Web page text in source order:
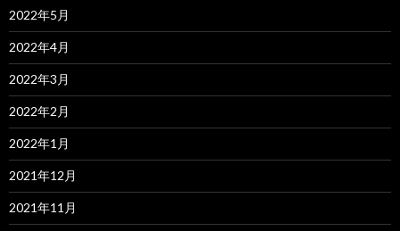
2022年5月
2022年4月
2022年3月
2022年2月
2022年1月
2021年12月
2021年11月